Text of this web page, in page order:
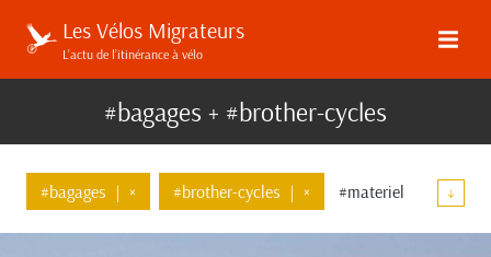
Les Vélos Migrateurs
L’actu de l’itinérance à vélo
#bagages + #brother-cycles
#bagages | × #brother-cycles | × #materiel ↓